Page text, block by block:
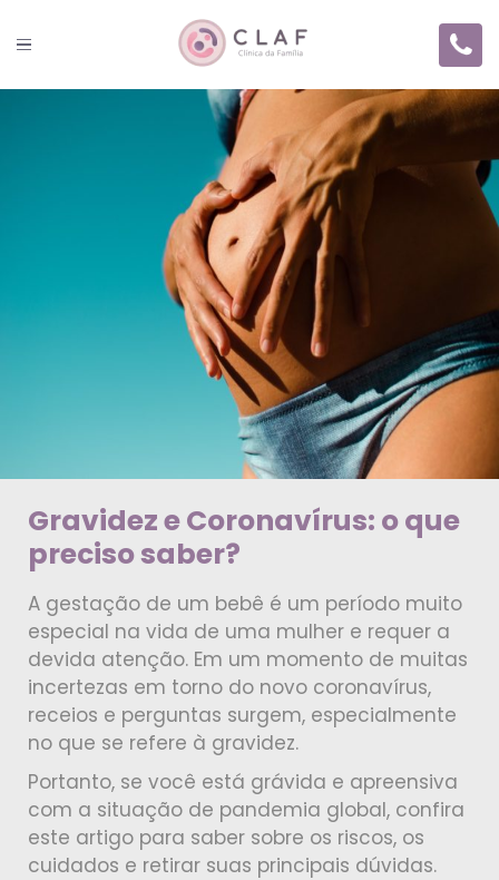
Gravidez e Coronavírus: o que
preciso saber?
A gestação de um bebê é um período muito
especial na vida de uma mulher e requer a
devida atenção. Em um momento de muitas
incertezas em torno do novo coronavírus,
receios e perguntas surgem, especialmente
no que se refere à gravidez.
Portanto, se você está grávida e apreensiva
com a situação de pandemia global, confira
este artigo para saber sobre os riscos, os
cuidados e retirar suas principais dúvidas.